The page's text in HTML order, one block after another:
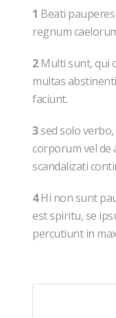
1 Beati
regnum
2Multi sunt, qui
multas
faciunt.
3sed solo
corporum vel de
scandalizati
4Hi non sunt
est spiritu, se
percutiunt in